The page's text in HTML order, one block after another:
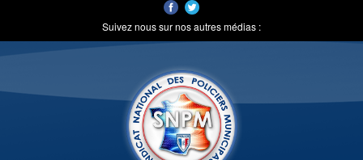
Suivez nous sur nos autres médias :